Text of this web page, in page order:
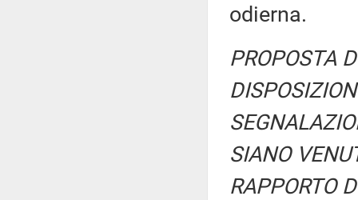
odierna.
PROPOSTA
SIANO
RAPPORTO